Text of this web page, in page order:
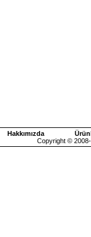
Hakkımızda
Copyright ©